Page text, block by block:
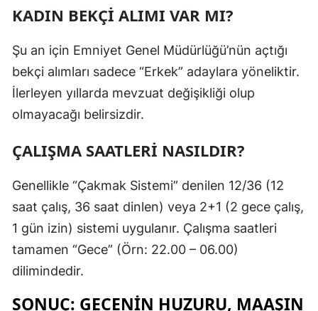
KADIN BEKÇI ALIMI VAR MI?
Şu an için Emniyet Genel Müdürlüğü’nün açtığı
bekçi alımları sadece “Erkek” adaylara yöneliktir.
İlerleyen yıllarda mevzuat değişikliği olup
olmayacağı belirsizdir.
ÇALIŞMA SAATLERI NASILDIR?
Genellikle “Çakmak Sistemi” denilen 12/36 (12
saat çalış, 36 saat dinlen) veya 2+1 (2 gece çalış,
1 gün izin) sistemi uygulanır. Çalışma saatleri
tamamen “Gece” (Örn: 22.00 – 06.00)
dilimindedir.
SONUÇ: GECENIN HUZURU, MAAŞIN